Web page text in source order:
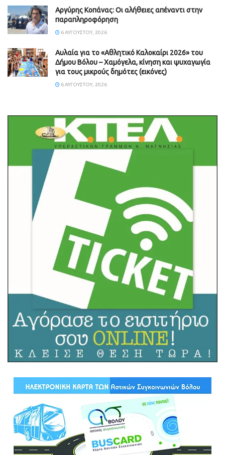
Aργύρης Κοπάνας: Οι αλήθειες απέναντι στην
παραπληροφόρηση
6 ΑΥΓΟΎΣΤΟΥ, 2026
Αυλαία για το «Αθλητικό Καλοκαίρι 2026» του
Δήμου Βόλου – Χαμόγελα, κίνηση και ψυχαγωγία
για τους μικρούς δημότες (εικόνες)
6 ΑΥΓΟΎΣΤΟΥ, 2026